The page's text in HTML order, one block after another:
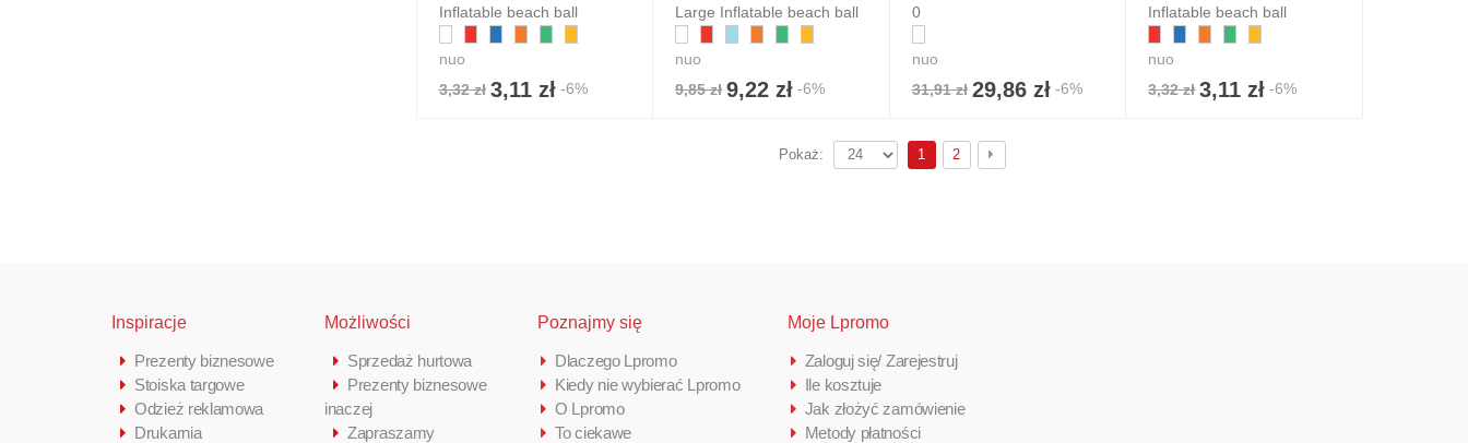
Inflatable beach ball
nuo
3,32 zł 3,11 zł-6%
Large Inflatable beach ball
nuo
9,85 zł 9,22 zł -6%
0
nuo
31,91 zł 29,86 zł-6%
Inflatable beach ball
nuo
3,32 zł 3,11 zł -6%
1 2
Pokaż:
Inspiracje
Prezenty biznesowe
Stoiska targowe
Odzież reklamowa
Drukarnia
Możliwości
Sprzedaż hurtowa
Prezenty biznesowe
inaczej
Zapraszamy
Poznajmy się
Dlaczego Lpromo
Kiedy nie wybierać Lpromo
O Lpromo
To ciekawe
Moje Lpromo
Zaloguj się/ Zarejestruj
Ile kosztuje
Jak złożyć zamówienie
Metody płatności